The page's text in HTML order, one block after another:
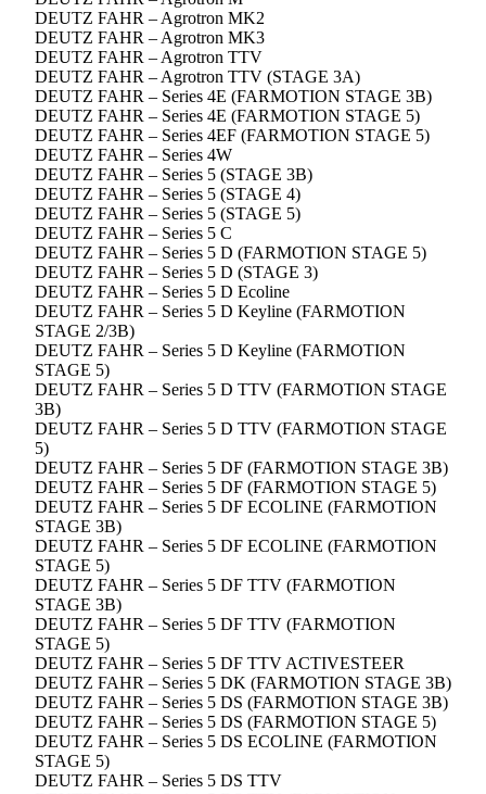
DEUTZ FAHR – Agrotron MK2
DEUTZ FAHR – Agrotron MK3
DEUTZ FAHR – Agrotron TTV
DEUTZ FAHR – Agrotron TTV (STAGE 3A)
DEUTZ FAHR – Series 4E (FARMOTION STAGE 3B)
DEUTZ FAHR – Series 4E (FARMOTION STAGE 5)
DEUTZ FAHR – Series 4EF (FARMOTION STAGE 5)
DEUTZ FAHR – Series 4W
DEUTZ FAHR – Series 5 (STAGE 3B)
DEUTZ FAHR – Series 5 (STAGE 4)
DEUTZ FAHR – Series 5 (STAGE 5)
DEUTZ FAHR – Series 5 C
DEUTZ FAHR – Series 5 D (FARMOTION STAGE 5)
DEUTZ FAHR – Series 5 D (STAGE 3)
DEUTZ FAHR – Series 5 D Ecoline
DEUTZ FAHR – Series 5 D Keyline (FARMOTION
STAGE 2/3B)
DEUTZ FAHR – Series 5 D Keyline (FARMOTION
STAGE 5)
DEUTZ FAHR – Series 5 D TTV (FARMOTION STAGE
3B)
DEUTZ FAHR – Series 5 D TTV (FARMOTION STAGE
5)
DEUTZ FAHR – Series 5 DF (FARMOTION STAGE 3B)
DEUTZ FAHR – Series 5 DF (FARMOTION STAGE 5)
DEUTZ FAHR – Series 5 DF ECOLINE (FARMOTION
STAGE 3B)
DEUTZ FAHR – Series 5 DF ECOLINE (FARMOTION
STAGE 5)
DEUTZ FAHR – Series 5 DF TTV (FARMOTION
STAGE 3B)
DEUTZ FAHR – Series 5 DF TTV (FARMOTION
STAGE 5)
DEUTZ FAHR – Series 5 DF TTV ACTIVESTEER
DEUTZ FAHR – Series 5 DK (FARMOTION STAGE 3B)
DEUTZ FAHR – Series 5 DS (FARMOTION STAGE 3B)
DEUTZ FAHR – Series 5 DS (FARMOTION STAGE 5)
DEUTZ FAHR – Series 5 DS ECOLINE (FARMOTION
STAGE 5)
DEUTZ FAHR – Series 5 DS TTV